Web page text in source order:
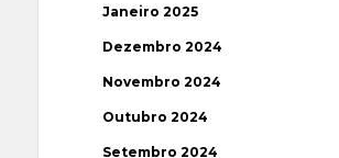
Janeiro 2025
Dezembro 2024
Novembro 2024
Outubro 2024
Setembro 2024